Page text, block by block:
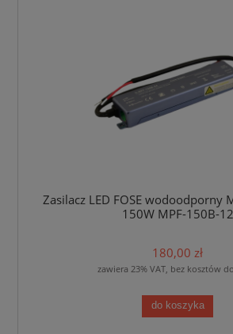
Zasilacz LED FOSE wodoodporny
150W MPF-150B-12
180,00 zł
zawiera 23% VAT, bez kosztów
do koszyka